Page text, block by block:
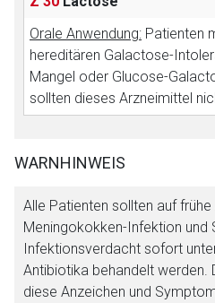
Orale Anwendung: Patienten
hereditären Galactose-
Mangel oder Glucose-
sollten dieses Arzneimittel
WARNHINWEIS
Alle Patienten sollten auf
Meningokokken-Infektion und
Infektionsverdacht sofort
Antibiotika behandelt werden.
diese Anzeichen und
Betreiber verantwortlich.
Datenschutzbestimmungen.